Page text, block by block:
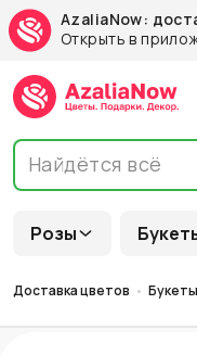
AzaliaNow:
Открыть в
Розы
Доставка цветов Букеты